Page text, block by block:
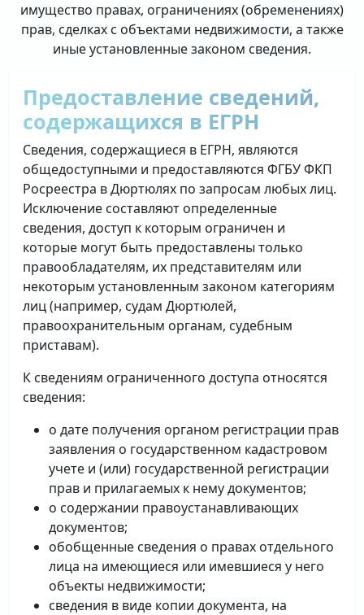
имущество правах, ограничениях (обременениях)
прав, сделках с объектами недвижимости, а также
иные установленные законом сведения.
Предоставление сведений,
содержащихся в ЕГРН
Сведения, содержащиеся в ЕГРН, являются
общедоступными и предоставляются ФГБУ ФКП
Росреестра в Дюртюлях по запросам любых лиц.
Исключение составляют определенные
сведения, доступ к которым ограничен и
которые могут быть предоставлены только
правообладателям, их представителям или
некоторым установленным законом категориям
лиц (например, судам Дюртюлей,
правоохранительным органам, судебным
приставам).
К сведениям ограниченного доступа относятся
сведения:
о дате получения органом регистрации прав
заявления о государственном кадастровом
учете и (или) государственной регистрации
прав и прилагаемых к нему документов;
о содержании правоустанавливающих
документов;
обобщенные сведения о правах отдельного
лица на имеющиеся или имевшиеся у него
объекты недвижимости;
сведения в виде копии документа, на